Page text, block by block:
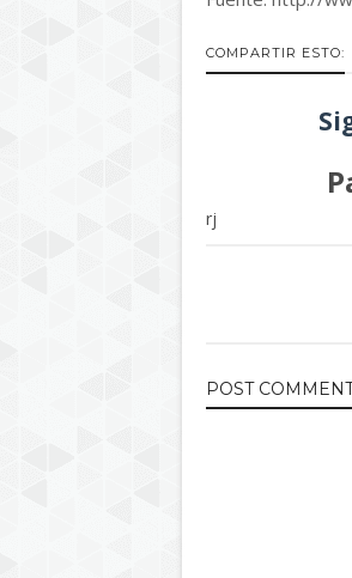
COMPARTIR ESTO:
rj
POST